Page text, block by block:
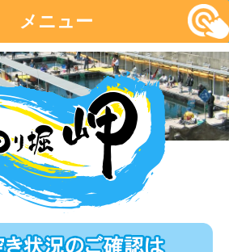
メニュー